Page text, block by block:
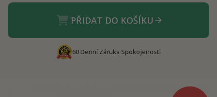
PŘIDAT DO KOŠÍKU
60 Denní Záruka Spokojenosti